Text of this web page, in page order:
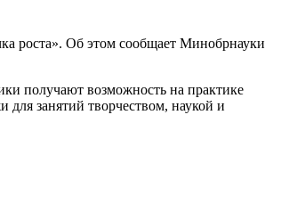
роста». Об этом сообщает Минобрнауки
получают возможность на практике
занятий творчеством, наукой и